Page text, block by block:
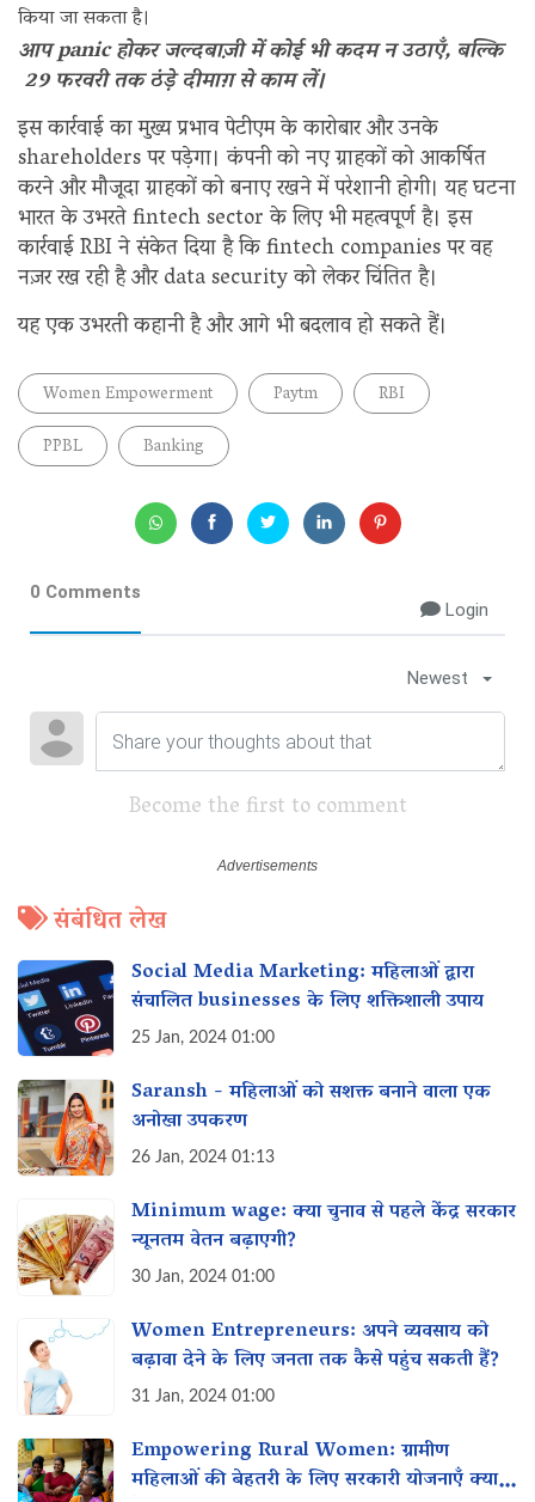
किया जा सकता है।
आप panic होकर जल्दबाज़ी में कोई भी कदम न उठाएँ, बल्कि
29 फरवरी तक‌ ठंड़े दीमाग़ से काम लें।
इस कार्रवाई का मुख्य प्रभाव पेटीएम के कारोबार और उनके
shareholders पर पड़ेगा। कंपनी को नए ग्राहकों को आकर्षित
करने और मौजूदा ग्राहकों को बनाए रखने में परेशानी होगी। यह घटना
भारत के उभरते fintech sector के लिए भी महत्वपूर्ण है। इस
कार्रवाई RBI ने संकेत दिया है कि fintech companies पर वह
नज़र रख रही है और data security को लेकर चिंतित है।
यह एक उभरती कहानी है और आगे भी बदलाव हो सकते हैं।
Women Empowerment Paytm
RBI
PPBL
Banking
0 Comments
Login
Newest
Become the first to comment
संबंधित लेख
Social Media Marketing: महिलाओं द्वारा
संचालित businesses के लिए शक्तिशाली उपाय‌
25 Jan, 2024 01:00
Saransh - महिलाओं को सशक्त बनाने वाला एक
अनोखा उपकरण
26 Jan, 2024 01:13
Minimum wage: क्या चुनाव से पहले केंद्र सरकार
न्यूनतम वेतन‌ बढ़ाएगी?
30 Jan, 2024 01:00
Women Entrepreneurs: अपने व्यवसाय को
बढ़ावा देने के लिए जनता तक कैसे पहुंच सकती हैं?
31 Jan, 2024 01:00
Empowering Rural Women: ग्रामीण
महिलाओं की बेहतरी के लिए सरकारी योजनाएँ क्या